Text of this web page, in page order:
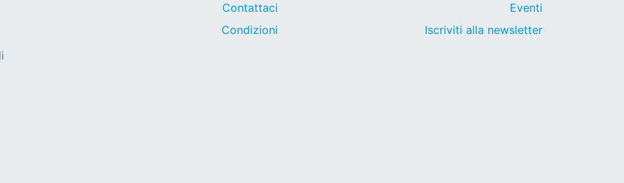
Contattaci
Condizioni
Eventi
Iscriviti alla newsletter